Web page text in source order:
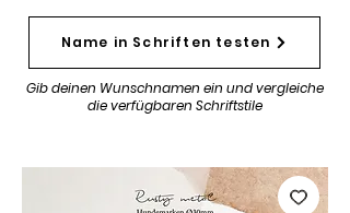
Name in Schriften testen
Gib deinen Wunschnamen ein und vergleiche
die verfügbaren Schriftstile